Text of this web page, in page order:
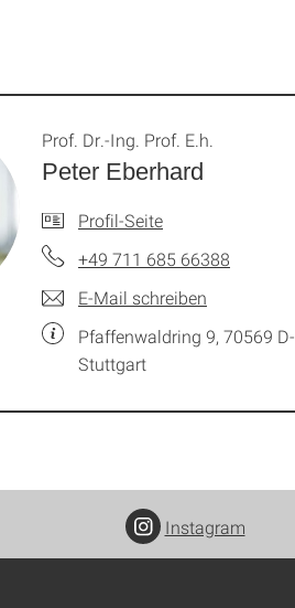
Peter Eberhard
Prof. Dr.-Ing. Prof. E.h.
Profil-Seite
+49 711 685 66388
E-Mail schreiben
Pfaffenwaldring 9, 70569 D-
Stuttgart
Instagram